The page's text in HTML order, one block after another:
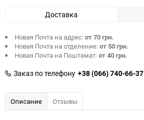
Доставка
Новая Почта на адрес:от 70 грн.
Новая Почта на отделение:от 50 грн.
Новая Почта на Поштамат:от 40 грн.
Заказ по телефону +38 (066) 740-66-37
Описание Отзывы